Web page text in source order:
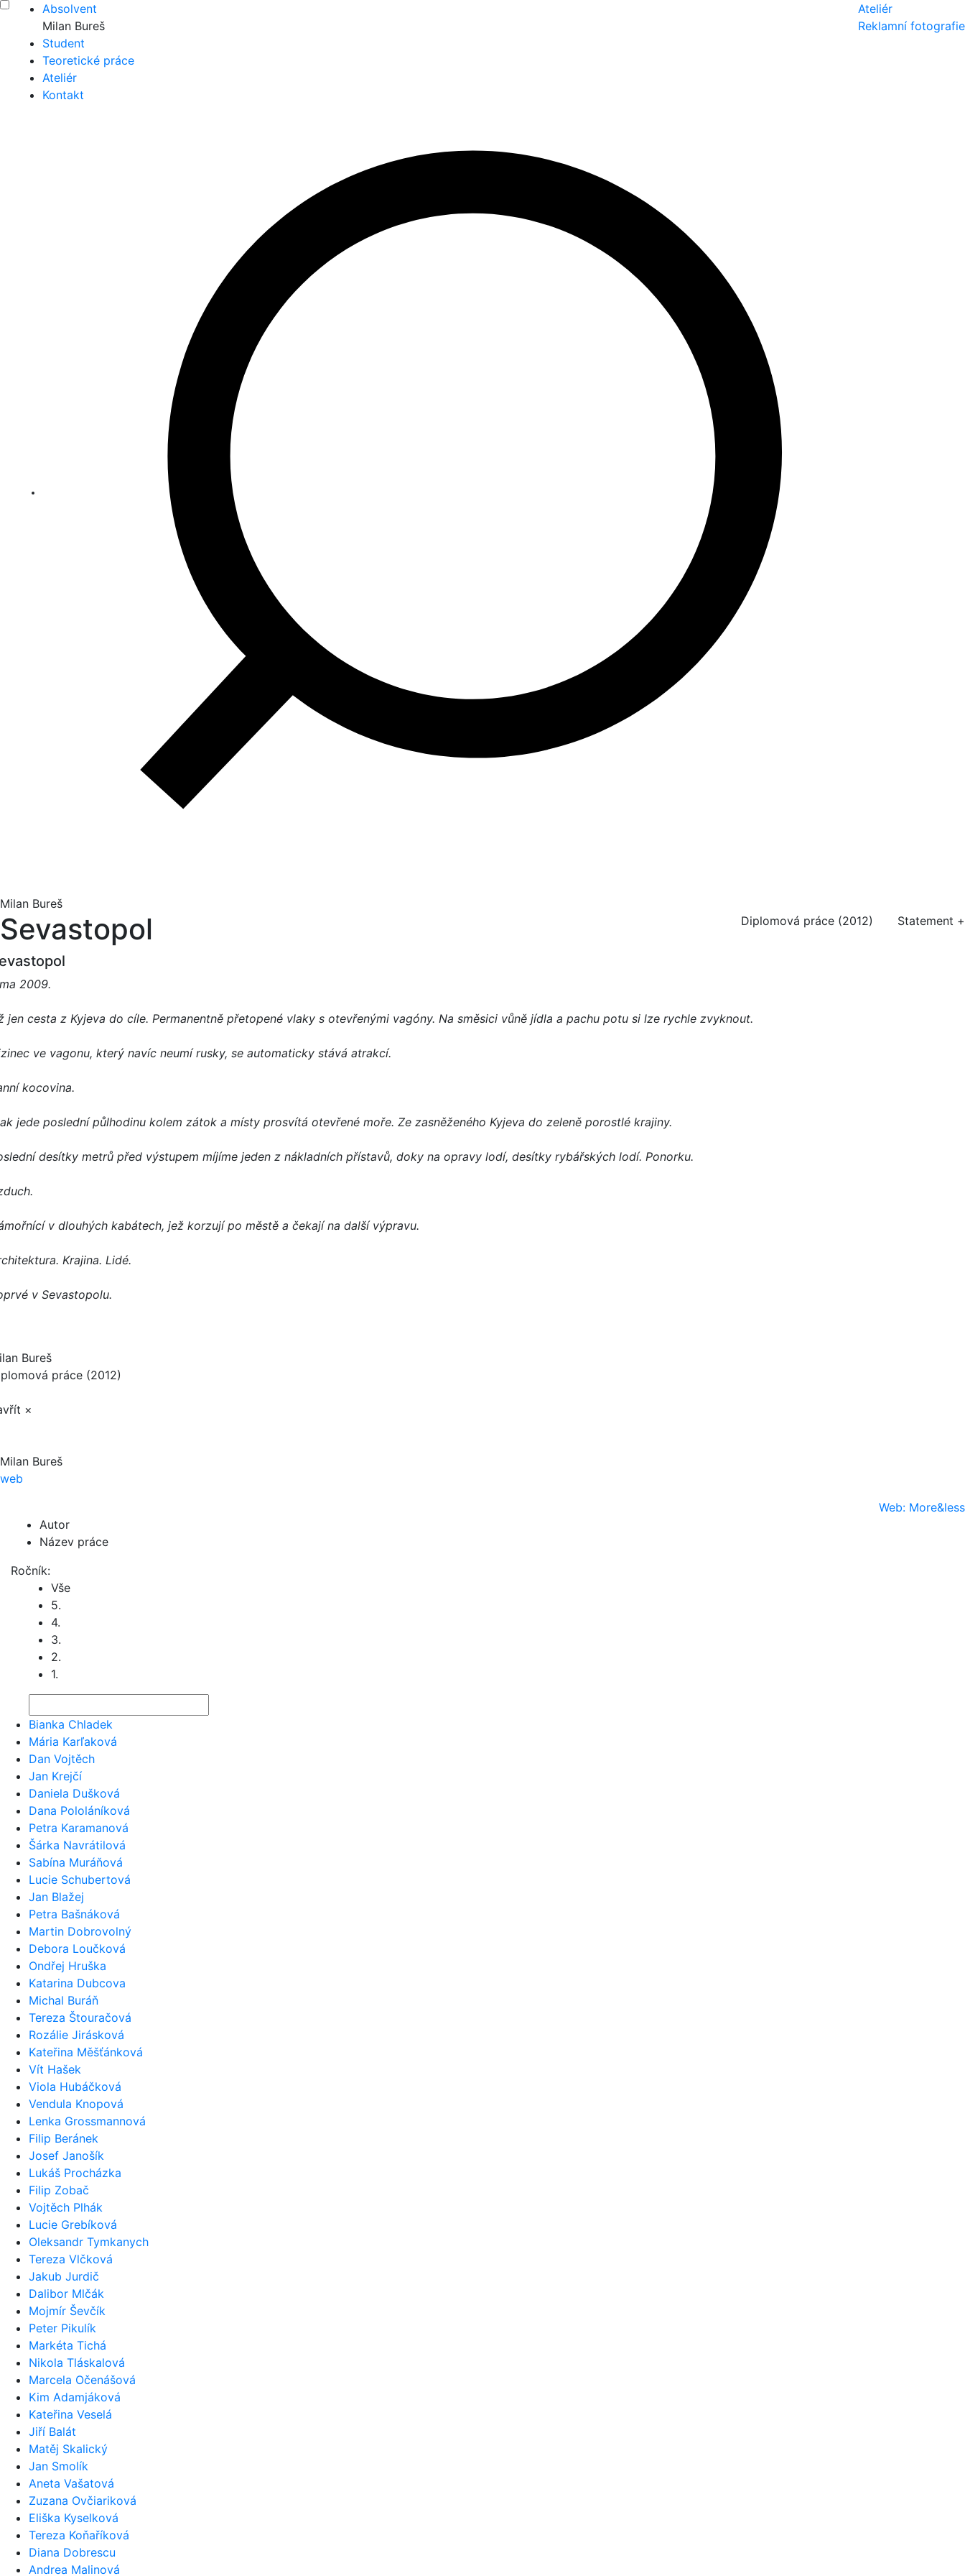
Absolvent
Milan Bureš
Student
Teoretické práce
Ateliér
Kontakt
Ateliér
Reklamní fotografie
Milan Bureš
Sevastopol Diplomová práce (2012) Statement +
2009.
jen cesta z Kyjeva do cíle. Permanentně přetopené vlaky s otevřenými vagóny. Na směsici vůně jídla a pachu potu si lze rychle zvyknout.
ve vagonu, který navíc neumí rusky, se automaticky stává atrakcí.
kocovina.
jede poslední půlhodinu kolem zátok a místy prosvítá otevřené moře. Ze zasněženého Kyjeva do zeleně porostlé krajiny.
desítky metrů před výstupem míjíme jeden z nákladních přístavů, doky na opravy lodí, desítky rybářských lodí. Ponorku.
v dlouhých kabátech, jež korzují po městě a čekají na další výpravu.
Krajina. Lidé.
v Sevastopolu.
Bureš
práce (2012)
×
Milan Bureš
web
Web: More&less
Autor
Název práce
Ročník:
Vše
5.
4.
3.
2.
1.
Bianka Chladek
Mária Karľaková
Dan Vojtěch
Jan Krejčí
Daniela Dušková
Dana Pololáníková
Petra Karamanová
Šárka Navrátilová
Sabína Muráňová
Lucie Schubertová
Jan Blažej
Petra Bašnáková
Martin Dobrovolný
Debora Loučková
Ondřej Hruška
Katarina Dubcova
Michal Buráň
Tereza Štouračová
Rozálie Jirásková
Kateřina Měšťánková
Vít Hašek
Viola Hubáčková
Vendula Knopová
Lenka Grossmannová
Filip Beránek
Josef Janošík
Lukáš Procházka
Filip Zobač
Vojtěch Plhák
Lucie Grebíková
Oleksandr Tymkanych
Tereza Vlčková
Jakub Jurdič
Dalibor Mlčák
Mojmír Ševčík
Peter Pikulík
Markéta Tichá
Nikola Tláskalová
Marcela Očenášová
Kim Adamjáková
Kateřina Veselá
Jiří Balát
Matěj Skalický
Jan Smolík
Aneta Vašatová
Zuzana Ovčiariková
Eliška Kyselková
Tereza Koňaříková
Diana Dobrescu
Andrea Malinová